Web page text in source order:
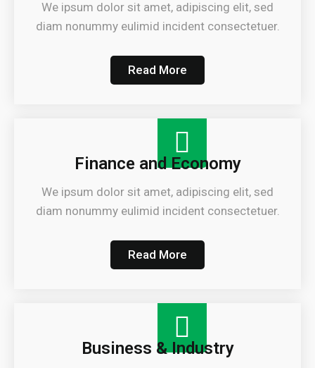
We ipsum dolor sit amet, adipiscing elit, sed
diam nonummy eulimid incident consectetuer.
Read More
Finance and Economy
We ipsum dolor sit amet, adipiscing elit, sed
diam nonummy eulimid incident consectetuer.
Read More
Business & Industry